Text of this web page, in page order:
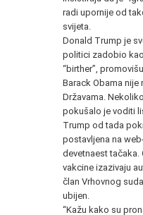
radi upornije od
svijeta.
Donald Trump je
politici zadobio
“birther”,
Barack Obama nije
Državama.
pokušalo je voditi
Trump od tada
postavljena na
devetnaest tačaka.
vakcine izazivaju
član Vrhovnog
ubijen.
“Kažu kako su